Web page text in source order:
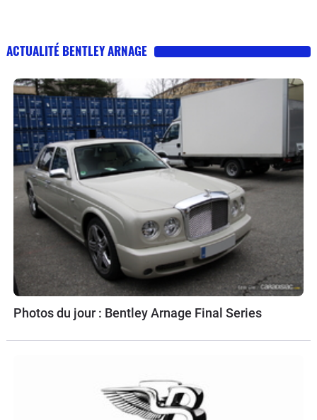
ACTUALITÉ BENTLEY ARNAGE
Photos du jour : Bentley Arnage Final Series